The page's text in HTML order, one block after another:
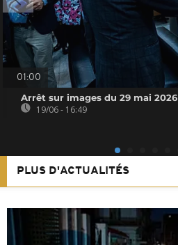
01:00
Arrêt sur images du 29 mai 2026
19/06 - 16:49
PLUS D'ACTUALITÉS